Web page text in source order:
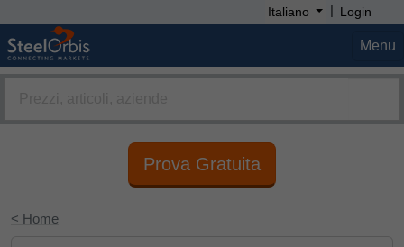
Italiano | Login
Menu
Prova Gratuita
< Home